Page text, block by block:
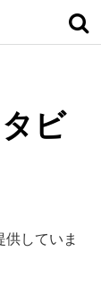
ビ
していま